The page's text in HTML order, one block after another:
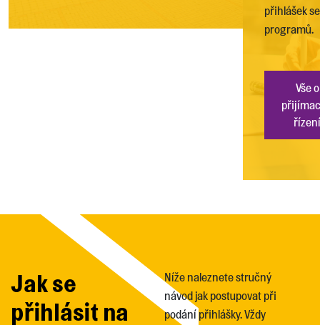
přihlášek
programů.
Vše o
Jak se
přihlásit na
Níže naleznete stručný
návod jak postupovat při
podání přihlášky. Vždy